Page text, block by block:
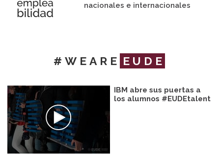
nacionales e internacionales
#WEARE EUDE
IBM abre sus puertas a
los alumnos #EUDEtalent